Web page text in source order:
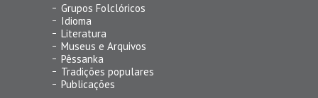
Grupos Folclóricos
Idioma
Literatura
Museus e Arquivos
Pêssanka
Tradições populares
Publicações